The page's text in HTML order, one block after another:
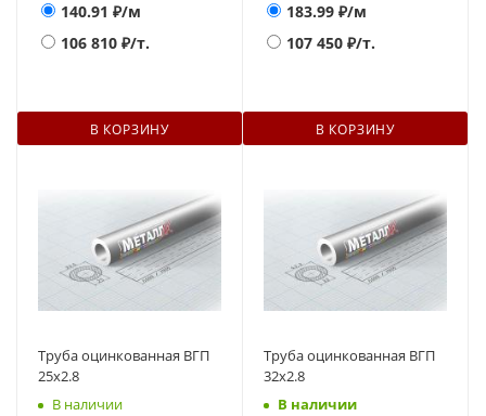
140.91 ₽/м
106 810 ₽/т.
В КОРЗИНУ
183.99 ₽/м
107 450 ₽/т.
В КОРЗИНУ
Труба оцинкованная ВГП
25x2.8
В наличии
Труба оцинкованная ВГП
32x2.8
В наличии